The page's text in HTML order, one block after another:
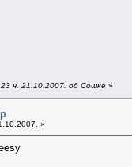
ч. 21.10.2007. од Сошке »
»